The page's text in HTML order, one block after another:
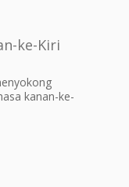
ke-Kiri
kanan-ke-